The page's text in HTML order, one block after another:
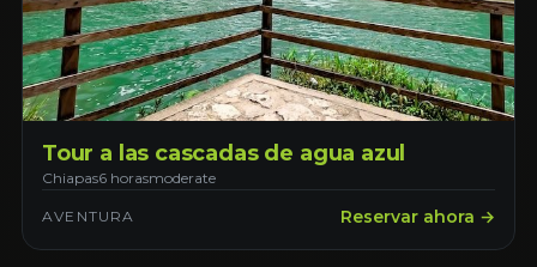
Tour a las cascadas de agua azul
Chiapas6 horasmoderate
AVENTURA Reservar ahora →